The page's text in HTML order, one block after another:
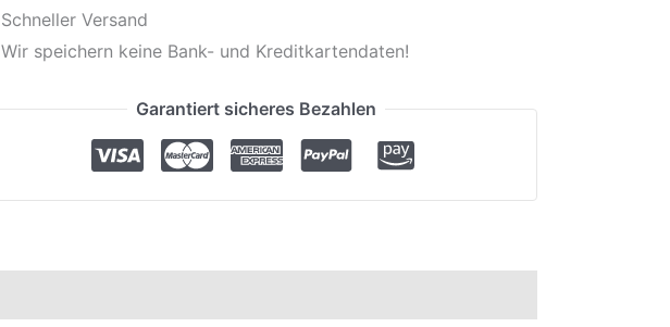
Schneller Versand
Wir speichern keine Bank- und Kreditkartendaten!
Garantiert sicheres Bezahlen